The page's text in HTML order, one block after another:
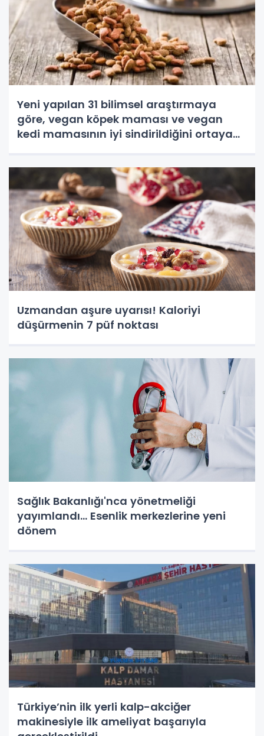
Yeni yapılan 31 bilimsel araştırmaya
göre, vegan köpek maması ve vegan
kedi mamasının iyi sindirildiğini ortaya
Uzmandan aşure uyarısı! Kaloriyi
düşürmenin 7 püf noktası
Sağlık Bakanlığı'nca yönetmeliği
yayımlandı... Esenlik merkezlerine yeni
dönem
Türkiye’nin ilk yerli kalp-akciğer
makinesiyle ilk ameliyat başarıyla